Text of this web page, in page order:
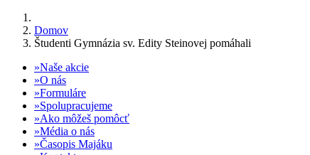
Domov
Študenti Gymnázia sv. Edity Steinovej pomáhali
Naše akcie
O nás
Formuláre
Spolupracujeme
Ako môžeš pomôcť
Média o nás
Časopis Majáku